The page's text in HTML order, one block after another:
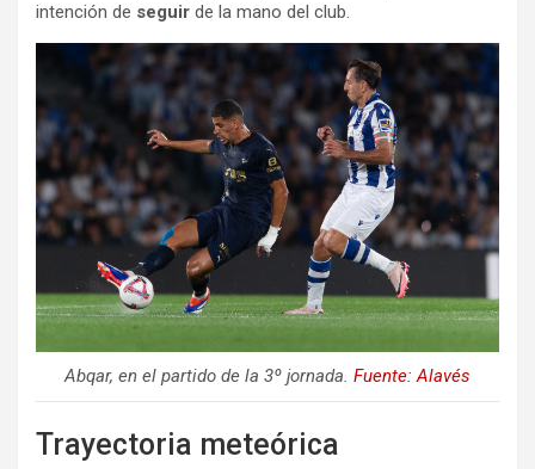
intención de seguir de la mano del club.
Abqar, en el partido de la 3º jornada. Fuente: Alavés
Trayectoria meteórica